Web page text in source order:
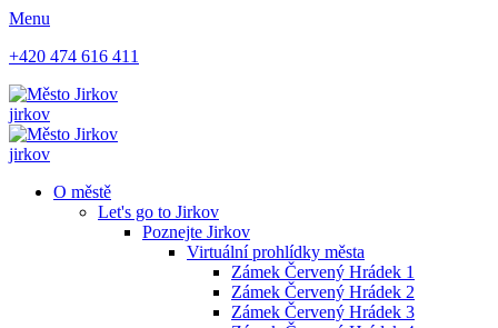
Menu
+420 474 616 411
jirkov
jirkov
O městě
Let's go to Jirkov
Poznejte Jirkov
Virtuální prohlídky města
Zámek Červený Hrádek 1
Zámek Červený Hrádek 2
Zámek Červený Hrádek 3